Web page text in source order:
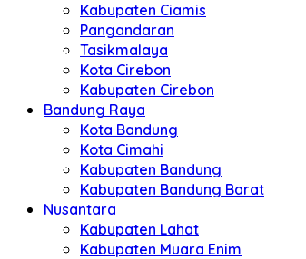
Kabupaten Ciamis
Pangandaran
Tasikmalaya
Kota Cirebon
Kabupaten Cirebon
Bandung Raya
Kota Bandung
Kota Cimahi
Kabupaten Bandung
Kabupaten Bandung Barat
Nusantara
Kabupaten Lahat
Kabupaten Muara Enim